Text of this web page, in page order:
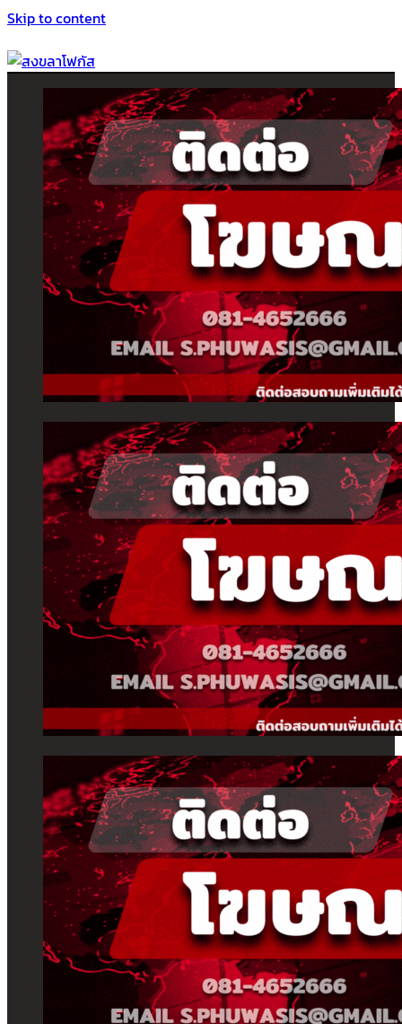
Skip to content
สงขลาโฟกัส
ติดตามข่าวสาร ภาคใต้ หาดใหญ่และสงขลา จากสำนักข่าวโฟกัส